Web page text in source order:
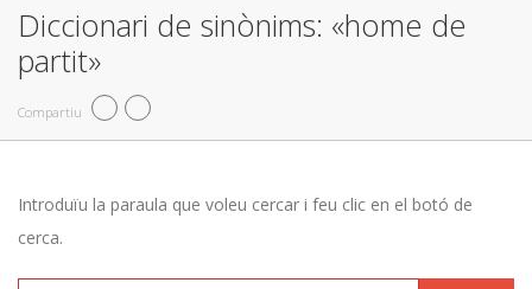
Diccionari de sinònims: «home de
partit»
Compartiu
Introduïu la paraula que voleu cercar i feu clic en el botó de
cerca.